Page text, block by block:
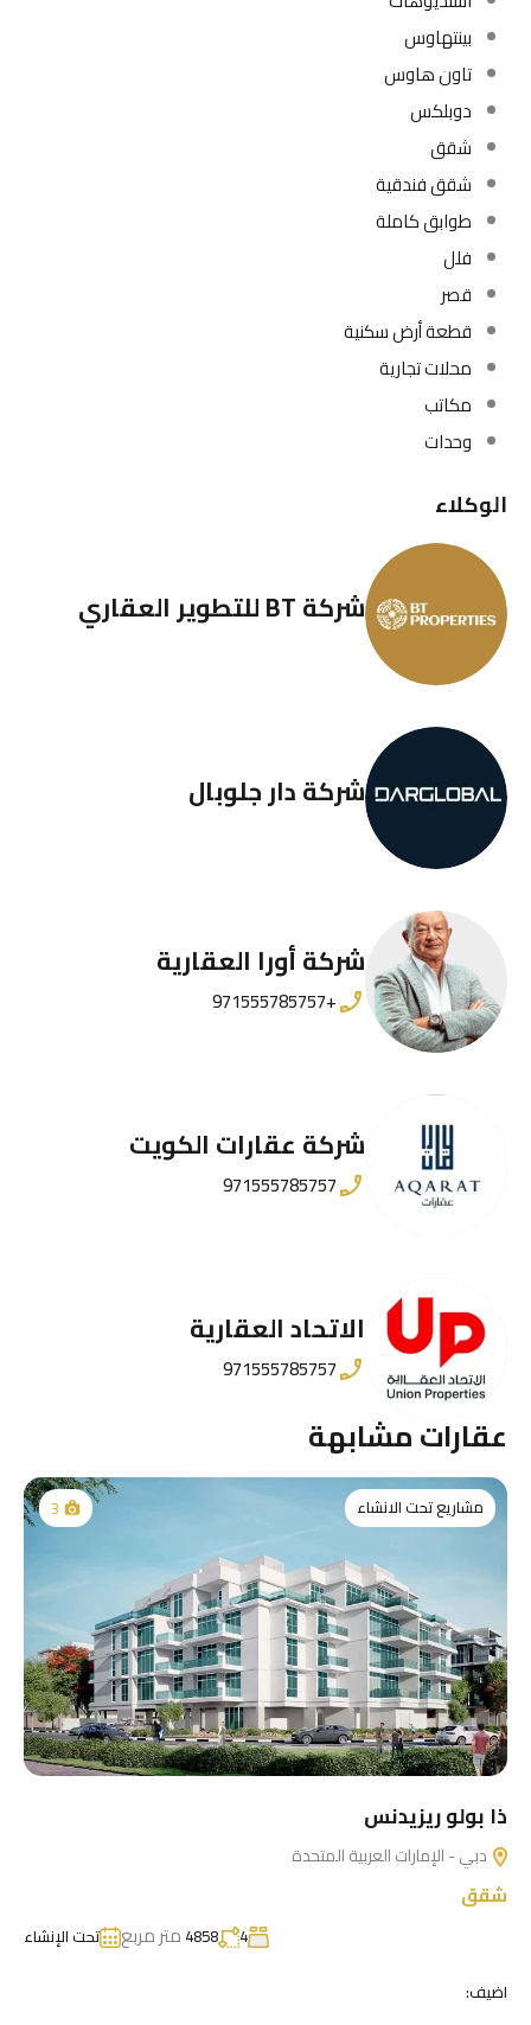
بينتهاوس
تاون هاوس
دوبلكس
شقق
شقق فندقية
طوابق كاملة
فلل
قصر
قطعة أرض سكنية
محلات تجارية
مكاتب
وحدات
الوكلاء
شركة BT للتطوير العقاري
شركة دار جلوبال
شركة أورا العقارية
+971555785757
شركة عقارات الكويت
971555785757
الاتحاد العقارية
971555785757
عقارات مشابهة
مشاريع تحت الانشاء 3
ذا بولو ريزيدنس
دبي - الإمارات العربية المتحدة
شقق
4
4858 متر مربع
تحت الإنشاء
اضيف: